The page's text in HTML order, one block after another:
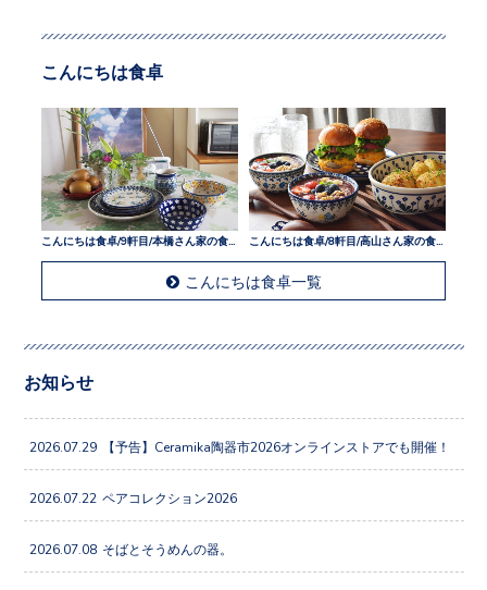
こんにちは食卓
こんにちは食卓/9軒目/本橋さん家の食卓
こんにちは食卓一覧
お知らせ
2026.07.29 【予告】Ceramika陶器市2026オンラインストアでも開催！
2026.07.22 ペアコレクション2026
2026.07.08 そばとそうめんの器。